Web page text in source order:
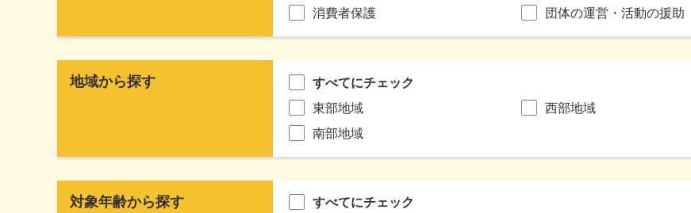
消費者保護
団体の運営・活動の援助
地域から探す
すべてにチェック
東部地域
西部地域
南部地域
対象年齢から探す
すべてにチェック